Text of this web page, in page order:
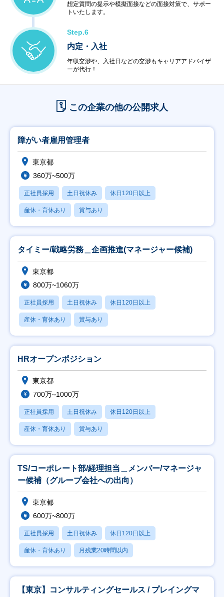
想定質問の提示や模擬面接などの面接対策で、サポー
トいたします。
Step.6
内定・入社
年収交渉や、入社日などの交渉もキャリアアドバイザ
ーが代行！
この企業の他の公開求人
障がい者雇用管理者
東京都
360万~500万
正社員採用 土日祝休み 休日120日以上
産休・育休あり 賞与あり
タイミー/戦略労務＿企画推進(マネージャー候補)
東京都
800万~1060万
正社員採用 土日祝休み 休日120日以上
産休・育休あり 賞与あり
HRオープンポジション
東京都
700万~1000万
正社員採用 土日祝休み 休日120日以上
産休・育休あり 賞与あり
TS/コーポレート部/経理担当＿メンバー/マネージャ
ー候補（グループ会社への出向）
東京都
600万~800万
正社員採用 土日祝休み 休日120日以上
産休・育休あり 月残業20時間以内
【東京】コンサルティングセールス / プレイングマ